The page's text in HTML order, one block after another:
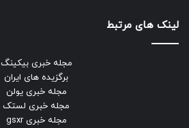
لینک های مرتبط
مجله خبری بیکینگ
برگزیده های ایران
مجله خبری یولن
مجله خبری لستک
مجله خبری gsxr